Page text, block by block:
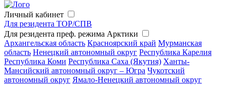
Личный кабинет
Для резидента ТОР/СПВ
Для резидента преф. режима Арктики
Архангельская область Красноярский край Мурманская
область Ненецкий автономный округ Республика Карелия
Республика Коми Республика Саха (Якутия) Ханты-
Мансийский автономный округ – Югра Чукотский
автономный округ Ямало-Ненецкий автономный округ